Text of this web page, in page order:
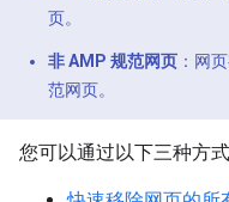
页。
非 AMP 规范网页 ：网
范网页。
您可以通过以下三种方